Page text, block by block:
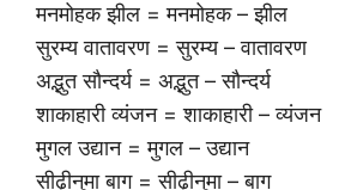
मनमोहक झील = मनमोहक – झील
सुरम्य वातावरण = सुरम्य – वातावरण
अद्भुत सौन्दर्य = अद्भुत – सौन्दर्य
शाकाहारी व्यंजन = शाकाहारी – व्यंजन
मुगल उद्यान = मुगल – उद्यान
सीढ़ीनुमा बाग = सीढ़ीनुमा – बाग